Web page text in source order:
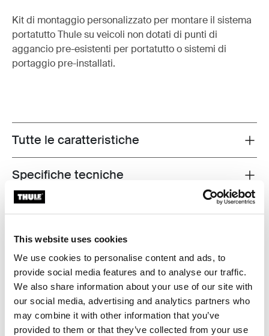
This website uses cookies
We use cookies to personalise content and ads, to
provide social media features and to analyse our traffic.
We also share information about your use of our site with
our social media, advertising and analytics partners who
may combine it with other information that you’ve
provided to them or that they’ve collected from your use
Kit di montaggio personalizzato per montare il sistema
portatutto Thule su veicoli non dotati di punti di
aggancio pre-esistenti per portatutto o sistemi di
portaggio pre-installati.
Toggle features
Tutte le caratteristiche
Toggle techspec
Specifiche tecniche
Toggle guides and instructions
Istruzioni
Revisioni
Informazioni sulla produzione
Marchio registrato: Thule Sweden AB
Nome produttore: Thule Sweden